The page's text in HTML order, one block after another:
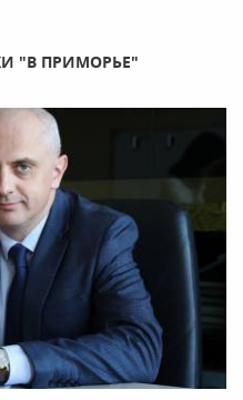
"В ПРИМОРЬЕ"